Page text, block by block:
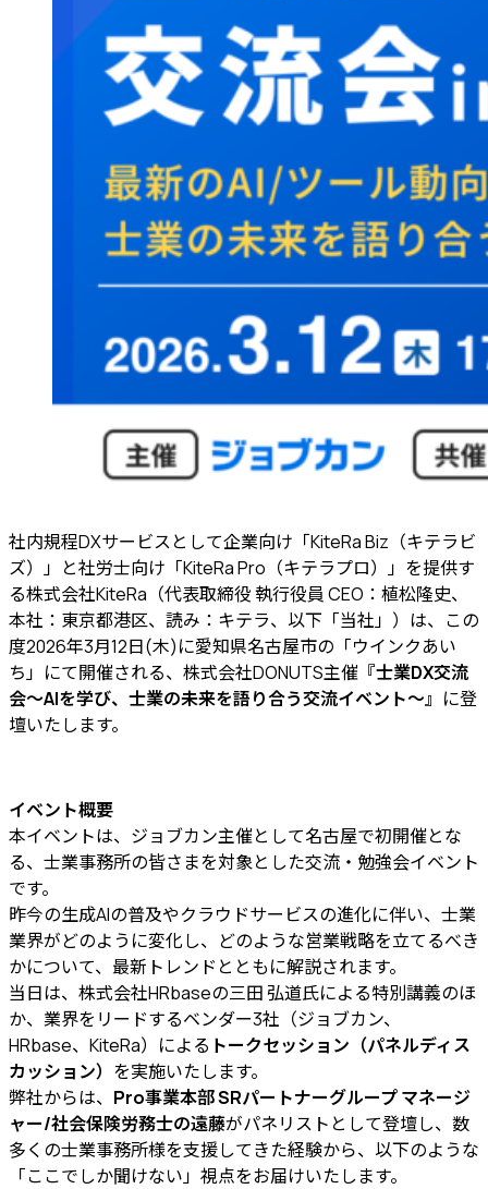
社内規程DXサービスとして企業向け「KiteRa Biz（キテラビ
ズ）」と社労士向け「KiteRa Pro（キテラプロ）」を提供す
る株式会社KiteRa（代表取締役 執行役員 CEO：植松隆史、
本社：東京都港区、読み：キテラ、以下「当社」）は、この
度2026年3月12日(木)に愛知県名古屋市の「ウインクあい
ち」にて開催される、株式会社DONUTS主催 『士業DX交流
会～AIを学び、士業の未来を語り合う交流イベント～』 に登
壇いたします。
イベント概要
本イベントは、ジョブカン主催として名古屋で初開催とな
る、士業事務所の皆さまを対象とした交流・勉強会イベント
です。
昨今の生成AIの普及やクラウドサービスの進化に伴い、士業
業界がどのように変化し、どのような営業戦略を立てるべき
かについて、最新トレンドとともに解説されます。
当日は、株式会社HRbaseの三田 弘道氏による特別講義のほ
か、業界をリードするベンダー3社（ジョブカン、
HRbase、KiteRa）による トークセッション（パネルディス
カッション） を実施いたします。
弊社からは、 Pro事業本部 SRパートナーグループ マネージ
ャー/社会保険労務士の遠藤がパネリストとして登壇し、数
多くの士業事務所様を支援してきた経験から、以下のような
「ここでしか聞けない」視点をお届けいたします。